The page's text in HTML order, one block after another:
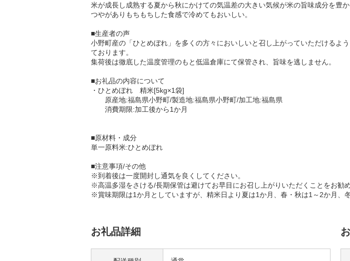
米が成長し成熟する夏から秋にかけての気温差の大きい気候が米の旨味成分を豊か
つやがありもちもちした食感で冷めてもおいしい。
■生産者の声
小野町産の「ひとめぼれ」を多くの方々においしいと召し上がっていただけるよ
ております。
集荷後は徹底した温度管理のもと低温倉庫にて保管され、旨味を逃しません。
■お礼品の内容について
・ひとめぼれ 精米[5kg×1袋]
原産地:福島県小野町/製造地:福島県小野町/加工地:福島県
消費期限:加工後から1か月
■原材料・成分
単一原料米:ひとめぼれ
■注意事項/その他
※到着後は一度開封し通気を良くしてください。
※高温多湿をさける/長期保管は避けてお早目にお召し上がりいただくことをお勧め
※賞味期限は1か月としていますが、精米日より夏は1か月、春・秋は1～2か月、
お礼品詳細